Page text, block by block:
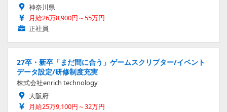
神奈川県
月給26万8,900円～55万円
正社員
27卒・新卒「まだ間に合う」ゲームスクリプター/イベント
データ設定/研修制度充実
株式会社enrich technology
大阪府
月給25万9,100円～32万円